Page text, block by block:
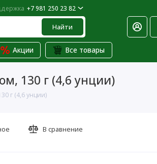
+7 981 250 23 82
Найти
Акции Все товары
130 г (4,6 унции)
г (4,6 унции)
В сравнение